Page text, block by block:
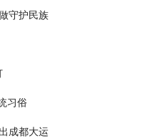
守护民族
习俗
成都大运